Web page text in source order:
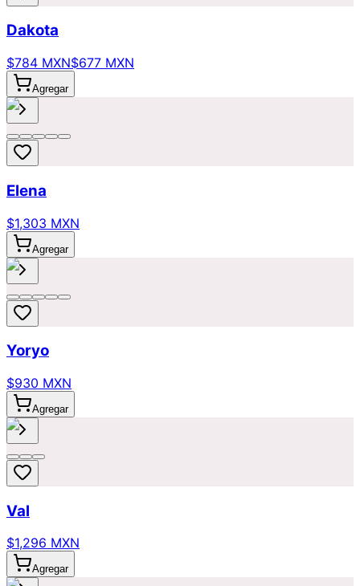
Dakota
$784 MXN$677 MXN
Agregar
Elena
$1,303 MXN
Agregar
Yoryo
$930 MXN
Agregar
Val
$1,296 MXN
Agregar